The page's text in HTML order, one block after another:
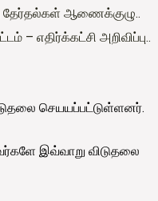
தேர்தல்கள் ஆணைக்குழு..
– எதிர்க்கட்சி அறிவிப்பு..
செயயப்பட்டுள்ளனர்.
இவ்வாறு விடுதலை